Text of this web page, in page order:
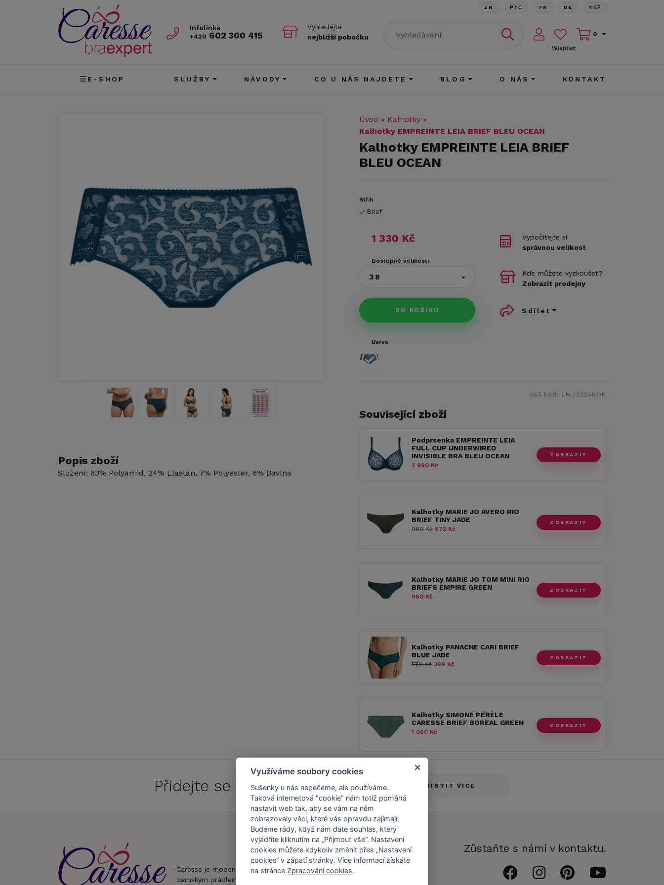
Infolinka
+420 602 300 415
Vyhledejte
nejbližší pobočku
EN РУС FR DE YКР
Wishlist
0
E-SHOP SLUŽBY NÁVODY CO U NÁS NAJDETE BLOG O NÁS KONTAKT
Popis zboží
Složení: 63% Polyamid, 24% Elastan, 7% Polyester, 6% Bavlna
Úvod » Kalhotky »
Kalhotky EMPREINTE LEIA BRIEF BLEU OCEAN
Kalhotky EMPREINTE LEIA BRIEF
BLEU OCEAN
Střih
Brief
1 330 Kč
Dostupné velikosti
38
DO KOŠÍKU
Vypočítejte si
správnou velikost
Kde můžete vyzkoušet?
Zobrazit prodejny
Sdílet
Barva
Náš kód: EM03224BON
Související zboží
Podprsenka EMPREINTE LEIA
FULL CUP UNDERWIRED
INVISIBLE BRA BLEU OCEAN
2 990 Kč
ZOBRAZIT
Kalhotky MARIE JO AVERO RIO
BRIEF TINY JADE
960 Kč 672 Kč
ZOBRAZIT
Kalhotky MARIE JO TOM MINI RIO
BRIEFS EMPIRE GREEN
960 Kč
ZOBRAZIT
Kalhotky PANACHE CARI BRIEF
BLUE JADE
570 Kč 399 Kč
ZOBRAZIT
Kalhotky SIMONE PÉRÈLE
CARESSE BRIEF BOREAL GREEN
1 090 Kč
ZOBRAZIT
Přidejte se doCaresse Clubu! ZJISTIT VÍCE
Caresse je moderní obchod s
dámským prádlem.
Náš příběh
Náš tým
Zákaznický účet
Registrace
Zůstaňte s námi v kontaktu.
Využíváme soubory cookies
Sušenky u nás nepečeme, ale používáme.
Taková internetová "cookie" nám totiž pomáhá
nastavit web tak, aby se vám na něm
zobrazovaly věci, které vás opravdu zajímají.
Budeme rády, když nám dáte souhlas, který
vyjádříte kliknutím na „Přijmout vše“. Nastavení
cookies můžete kdykoliv změnit přes „Nastavení
cookies“ v zápatí stránky. Více informací získáte
na stránce Zpracování cookies.